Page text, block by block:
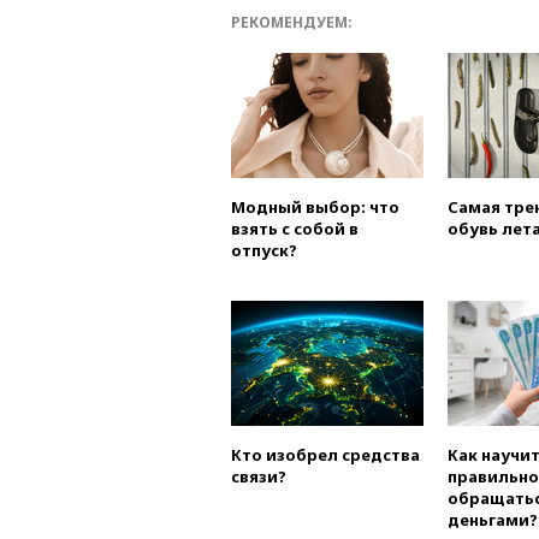
РЕКОМЕНДУЕМ:
Модный выбор: что
взять с собой в
отпуск?
Самая
обувь
Кто изобрел средства
связи?
Как
правильно
деньгами?